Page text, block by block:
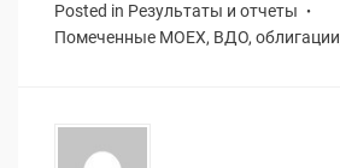
Posted in Результаты и отчеты
Помеченные MOEX, ВДО, облигации